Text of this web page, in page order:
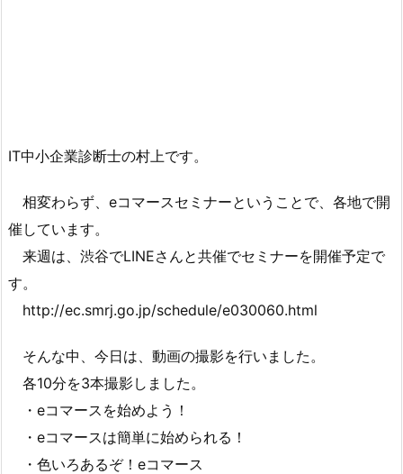
IT中小企業診断士の村上です。
相変わらず、eコマースセミナーということで、各地で開
催しています。
来週は、渋谷でLINEさんと共催でセミナーを開催予定で
す。
http://ec.smrj.go.jp/schedule/e030060.html
そんな中、今日は、動画の撮影を行いました。
各10分を3本撮影しました。
・eコマースを始めよう！
・eコマースは簡単に始められる！
・色いろあるぞ！eコマース